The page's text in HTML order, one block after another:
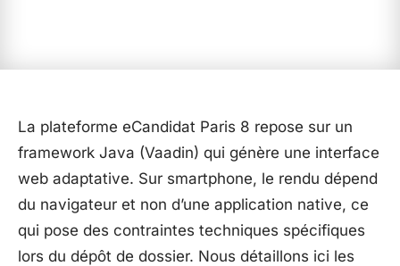
La plateforme eCandidat Paris 8 repose sur un
framework Java (Vaadin) qui génère une interface
web adaptative. Sur smartphone, le rendu dépend
du navigateur et non d’une application native, ce
qui pose des contraintes techniques spécifiques
lors du dépôt de dossier. Nous détaillons ici les